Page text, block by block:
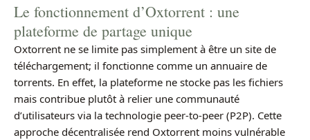
Le fonctionnement d’Oxtorrent : une
plateforme de partage unique
Oxtorrent ne se limite pas simplement à être un site de
téléchargement; il fonctionne comme un annuaire de
torrents. En effet, la plateforme ne stocke pas les fichiers
mais contribue plutôt à relier une communauté
d’utilisateurs via la technologie peer-to-peer (P2P). Cette
approche décentralisée rend Oxtorrent moins vulnérable